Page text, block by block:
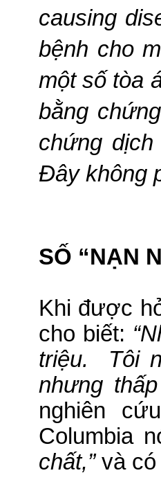
causing
bệnh cho
một số tòa
bằng
chứng
Ðây không
SỐ “NẠN
Khi được
cho biết:
triệu.
Tôi
nhưng
nghiên
Columbia
chất,”và có